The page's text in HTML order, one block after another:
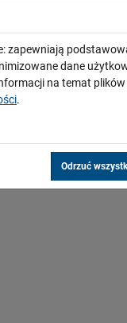
zapewniają
dane
na temat
.
Odrzuć